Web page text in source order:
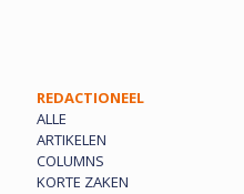
REDACTIONEEL
ALLE
ARTIKELEN
COLUMNS
KORTE ZAKEN